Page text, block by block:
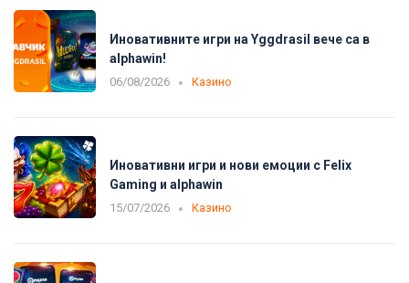
Иновативните игри на Yggdrasil вече са в
alphawin!
06/08/2026 Казино
Иновативни игри и нови емоции с Felix
Gaming и alphawin
15/07/2026 Казино